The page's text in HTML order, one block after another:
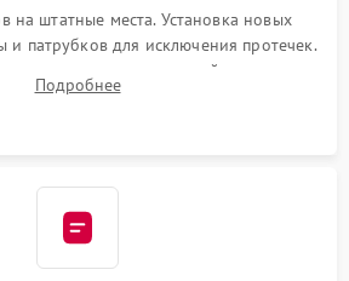
на штатные места. Установка новых
и патрубков для исключения протечек.
хомутов гидравлической системы,
и установка датчика поплавка.
Подробнее